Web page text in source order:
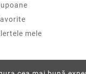
mele